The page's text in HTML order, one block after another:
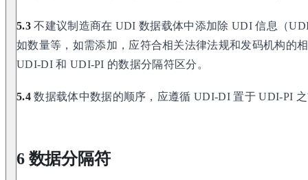
5.3不建议制造商在 UDI 数据载体中添加除 UDI 信息（
如数量等，如需添加，应符合相关法律法规和发码机构的
UDI-DI 和 UDI-PI 的数据分隔符区分。
5.4数据载体中数据的顺序，应遵循 UDI-DI 置于 UDI-PI
6 数据分隔符